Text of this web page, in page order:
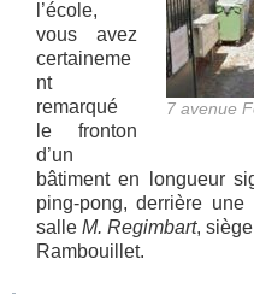
7 avenue
l’école,
vous avez
certaineme
nt
remarqué
le fronton
d’un
bâtiment en longueur
ping-pong, derrière une
salle M. Regimbart,
Rambouillet.